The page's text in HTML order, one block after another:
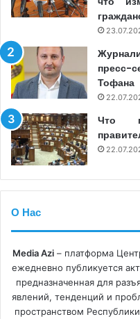
Тофана
Что
О Нас
Media Azi– платформа
ежедневно публикуется
предназначенная для
явлений, тенденций и
пространством